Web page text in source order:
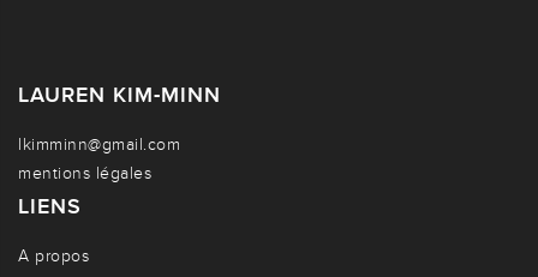
LAUREN KIM-MINN
lkimminn@gmail.com
mentions légales
LIENS
A propos